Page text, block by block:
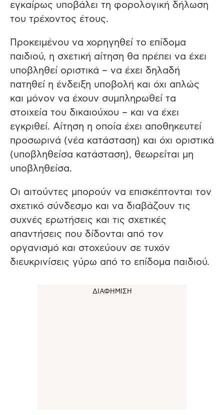
εγκαίρως υποβάλει τη φορολογική δήλωση
του τρέχοντος έτους.
Προκειμένου να χορηγηθεί το επίδομα
παιδιού, η σχετική αίτηση θα πρέπει να έχει
υποβληθεί οριστικά – να έχει δηλαδή
πατηθεί η ένδειξη υποβολή και όχι απλώς
και μόνον να έχουν συμπληρωθεί τα
στοιχεία του δικαιούχου – και να έχει
εγκριθεί. Αίτηση η οποία έχει αποθηκευτεί
προσωρινά (νέα κατάσταση) και όχι οριστικά
(υποβληθείσα κατάσταση), θεωρείται μη
υποβληθείσα.
Οι αιτούντες μπορούν να επισκέπτονται τον
σχετικό σύνδεσμο και να διαβάζουν τις
συχνές ερωτήσεις και τις σχετικές
απαντήσεις που δίδονται από τον
οργανισμό και στοχεύουν σε τυχόν
διευκρινίσεις γύρω από το επίδομα παιδιού.